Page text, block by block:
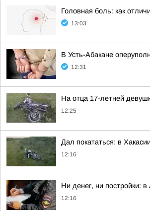
Головная боль: как
13:03
В Усть-Абакане
12:31
На отца 17-летней
12:25
Дал покататься: в
12:16
Ни денег, ни постройки:
12:16